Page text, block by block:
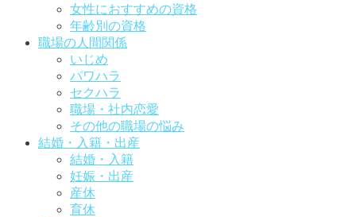
女性におすすめの資格
年齢別の資格
職場の人間関係
いじめ
パワハラ
セクハラ
職場・社内恋愛
その他の職場の悩み
結婚・入籍・出産
結婚・入籍
妊娠・出産
産休
育休